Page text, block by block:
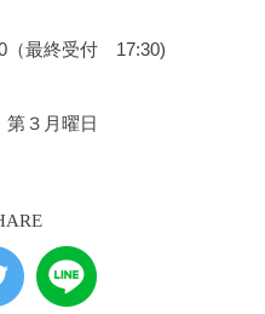
（最終受付 17:30)
第３月曜日